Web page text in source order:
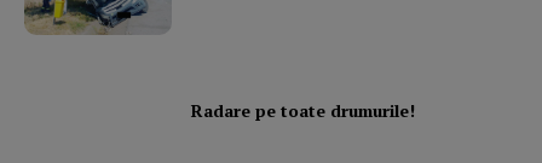
Radare pe toate drumurile!